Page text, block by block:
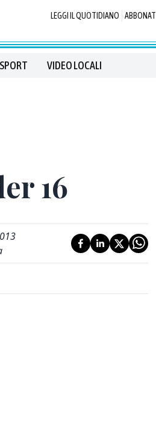
LEGGI IL QUOTIDIANO ABBONATI
SPORT VIDEO LOCALI
16